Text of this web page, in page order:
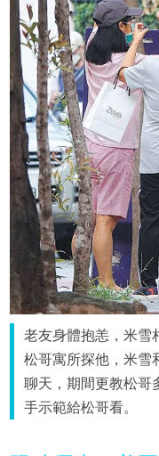
老友身體抱恙，米雪
松哥寓所探他，米雪
聊天，期間更教松哥
手示範給松哥看。